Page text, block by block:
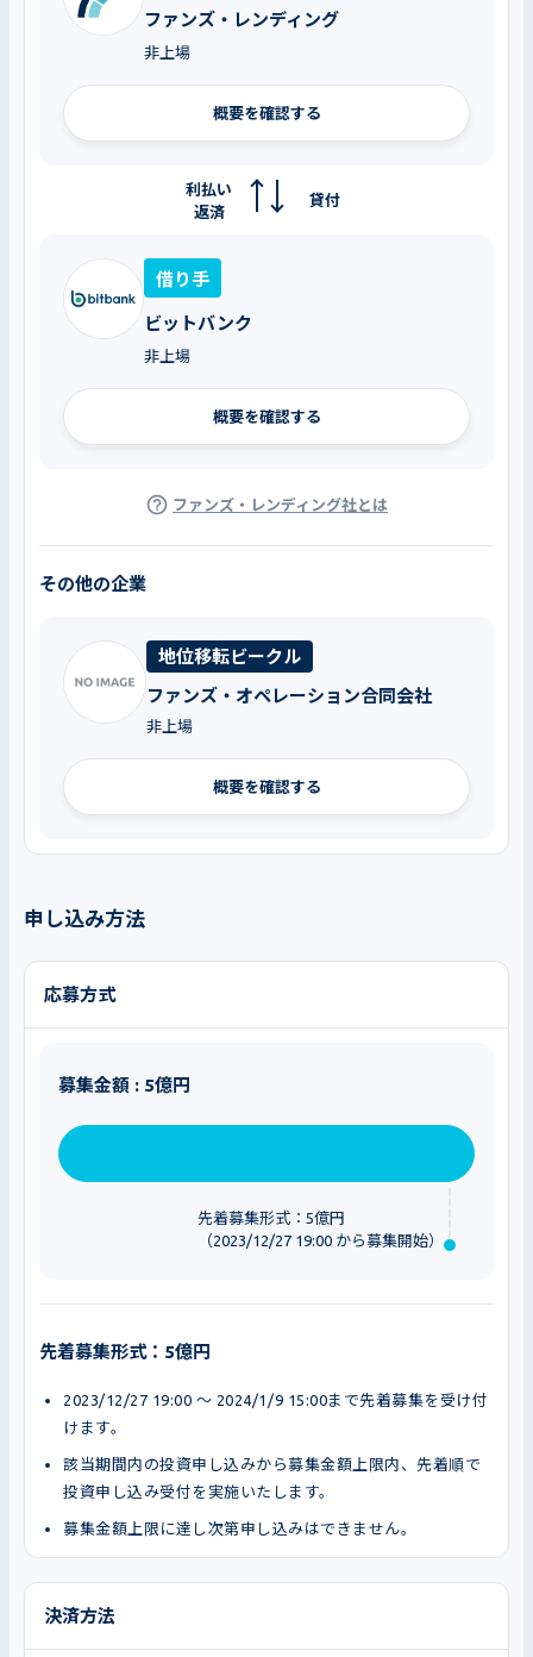
ファンズ・レンディング
非上場
概要を確認する
貸付
利払い
返済
借り手
ビットバンク
非上場
概要を確認する
ファンズ・レンディング社とは
その他の企業
地位移転ビークル
ファンズ・オペレーション合同会社
非上場
概要を確認する
申し込み方法
応募方式
募集金額 : 5億円
先着募集形式：5億円
（2023/12/27 19:00 から募集開始）
先着募集形式：5億円
2023/12/27 19:00 〜 2024/1/9 15:00まで先着募集を受け付
けます。
該当期間内の投資申し込みから募集金額上限内、先着順で
投資申し込み受付を実施いたします。
募集金額上限に達し次第申し込みはできません。
決済方法